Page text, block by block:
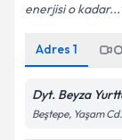
enerjisi o kadar...
Adres 1
Dyt. Beyza
Beştepe, Yaşam